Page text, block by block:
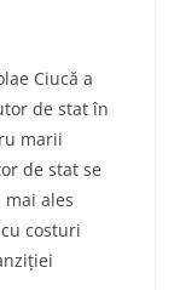
Ciucă a
de stat în
marii
de stat se
ales
costuri